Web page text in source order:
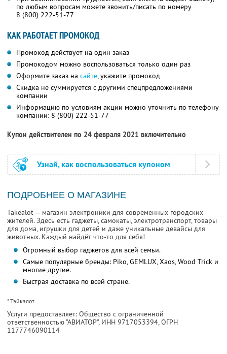
по любым вопросам можете звонить/писать по номеру
8 (800) 222-51-77
КАК РАБОТАЕТ ПРОМОКОД
Промокод действует на один заказ
Промокодом можно воспользоваться только один раз
Оформите заказ на сайте, укажите промокод
Скидка не суммируется с другими спецпредложениями
компании
Информацию по условиям акции можно уточнить по телефону
компании: 8 (800) 222-51-77
Купон действителен по 24 февраля 2021 включительно
Узнай, как воспользоваться купоном
ПОДРОБНЕЕ О МАГАЗИНЕ
Takealot — магазин электроники для современных городских
жителей. Здесь есть гаджеты, самокаты, электротранспорт, товары
для дома, игрушки для детей и даже уникальные девайсы для
животных. Каждый найдёт что-то для себя!
Огромный выбор гаджетов для всей семьи.
Самые популярные бренды: Piko, GEMLUX, Xaos, Wood Trick и
многие другие.
Быстрая доставка по всей стране.
* Тэйкэлот
Услуги предоставляет: Общество с ограниченной
ответственностью "АВИАТОР", ИНН 9717053394, ОГРН
1177746090114